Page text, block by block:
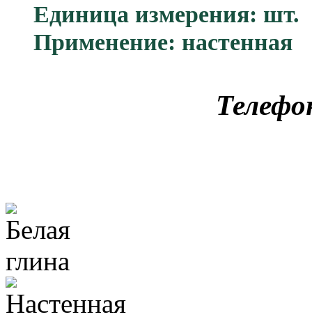
Единица измерения: шт.
Применение: настенная